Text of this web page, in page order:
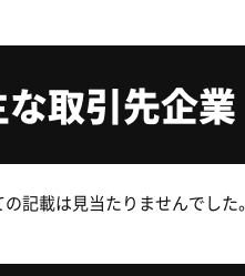
取引先企業
記載は見当たりませんでした。